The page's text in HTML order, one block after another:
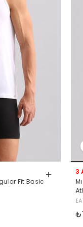
Fit Basic
3